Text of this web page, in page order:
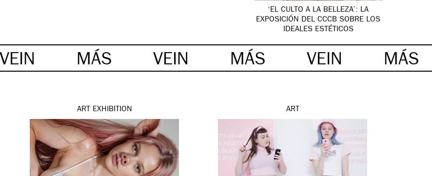
‘EL CULTO A LA BELLEZA’: LA
EXPOSICIÓN DEL CCCB SOBRE LOS
IDEALES ESTÉTICOS
VEIN MÁS VEIN MÁS VEIN MÁS
ART EXHIBITION ART